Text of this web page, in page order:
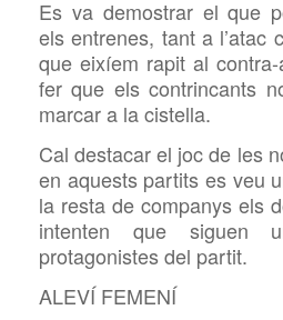
Es va demostrar el que
els entrenes, tant a l’atac
que eixíem rapit al
fer que els contrincants
marcar a la cistella.
Cal destacar el joc de les
en aquests partits es veu
la resta de companys els
intenten que siguen
protagonistes del partit.
ALEVÍ FEMENÍ